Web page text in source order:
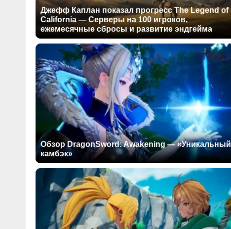
Джефф Каплан показал прогресс The Legend of
California — Серверы на 100 игроков,
ежемесячные сбросы и развитие эндгейма
Обзор DragonSword: Awakening — «Уникальный
камбэк»